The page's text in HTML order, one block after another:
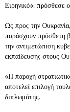
Ειρηνικό», πρόσθεσε
Ως προς την
παράσχουν πρόσθετη
την αντιμετώπιση
εκπαίδευσης στους
«Η παροχή
αποτελεί επιλογή
διπλωμάτης.